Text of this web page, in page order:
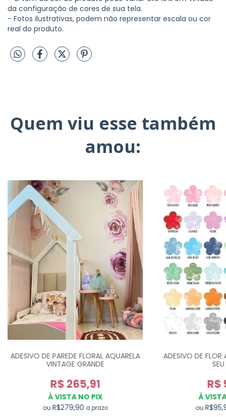
da configuração de cores de sua tela.
- Fotos ilustrativas, podem não representar escala ou cor
real do produto.
Quem viu esse também
amou:
ADESIVO DE PAREDE FLORAL AQUARELA
VINTAGE GRANDE
R$ 265,91
À VISTA NO PIX
ou R$279,90 a prazo
ADESIVO DE
R$
À
ou